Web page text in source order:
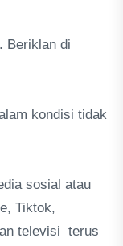
Beriklan di
kondisi tidak
sosial atau
Tiktok,
televisi terus